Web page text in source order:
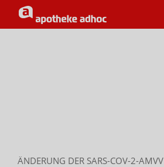
ÄNDERUNG DER SARS-COV-2-AMVV